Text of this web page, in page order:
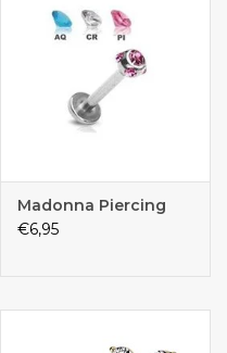
Madonna Piercing
€6,95